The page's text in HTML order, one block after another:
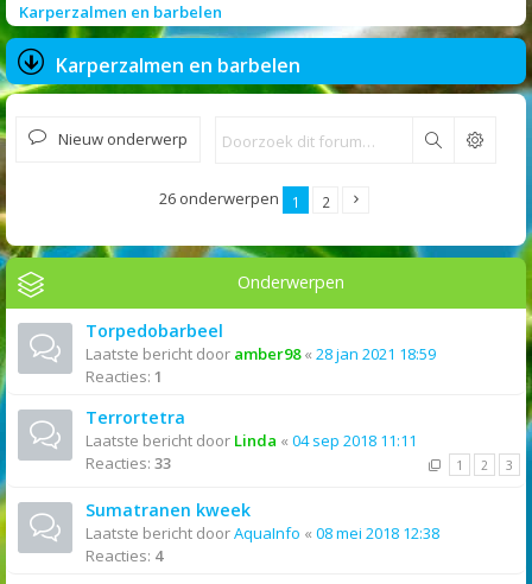
Karperzalmen en barbelen
Karperzalmen en barbelen
Nieuw onderwerp Zoek
26 onderwerpen 1 2
Onderwerpen
Torpedobarbeel
Laatste bericht door amber98« 28 jan 2021 18:59
Reacties: 1
Terrortetra
Laatste bericht door Linda « 04 sep 2018 11:11
Reacties: 33 1 2 3
Sumatranen kweek
Laatste bericht doorAquaInfo « 08 mei 2018 12:38
Reacties: 4